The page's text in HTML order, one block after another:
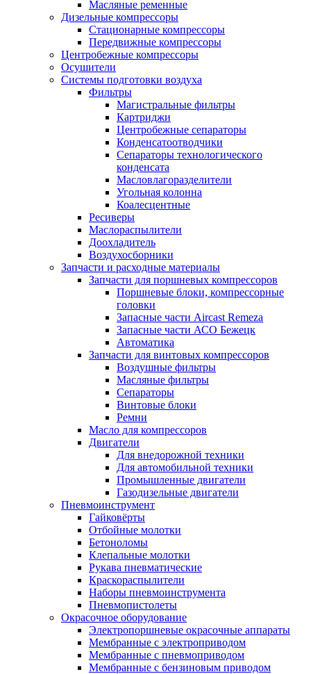
Масляные ременные
Дизельные компрессоры
Стационарные компрессоры
Передвижные компрессоры
Центробежные компрессоры
Осушители
Системы подготовки воздуха
Фильтры
Магистральные фильтры
Картриджи
Центробежные сепараторы
Конденсатоотводчики
Сепараторы технологического
конденсата
Масловлагоразделители
Угольная колонна
Коалесцентные
Ресиверы
Маслораспылители
Доохладитель
Воздухосборники
Запчасти и расходные материалы
Запчасти для поршневых компрессоров
Поршневые блоки, компрессорные
головки
Запасные части Aircast Remeza
Запасные части АСО Бежецк
Автоматика
Запчасти для винтовых компрессоров
Воздушные фильтры
Масляные фильтры
Сепараторы
Винтовые блоки
Ремни
Масло для компрессоров
Двигатели
Для внедорожной техники
Для автомобильной техники
Промышленные двигатели
Газодизельные двигатели
Пневмоинструмент
Гайковёрты
Отбойные молотки
Бетоноломы
Клепальные молотки
Рукава пневматические
Краскораспылители
Наборы пневмоинструмента
Пневмопистолеты
Окрасочное оборудование
Электропоршневые окрасочные аппараты
Мембранные с электроприводом
Мембранные с пневмоприводом
Мембранные с бензиновым приводом